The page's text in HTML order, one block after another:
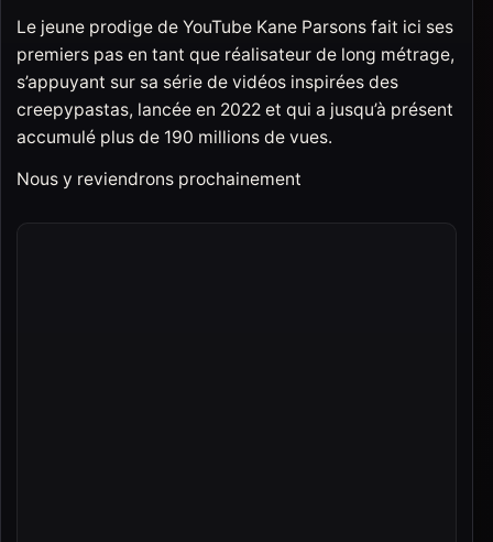
Le jeune prodige de YouTube Kane Parsons fait ici ses
premiers pas en tant que réalisateur de long métrage,
s’appuyant sur sa série de vidéos inspirées des
creepypastas, lancée en 2022 et qui a jusqu’à présent
accumulé plus de 190 millions de vues.
Nous y reviendrons prochainement